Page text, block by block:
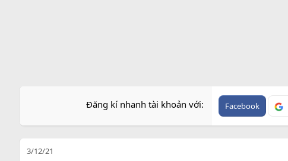
Đăng kí nhanh tài khoản với Facebook
3/12/21